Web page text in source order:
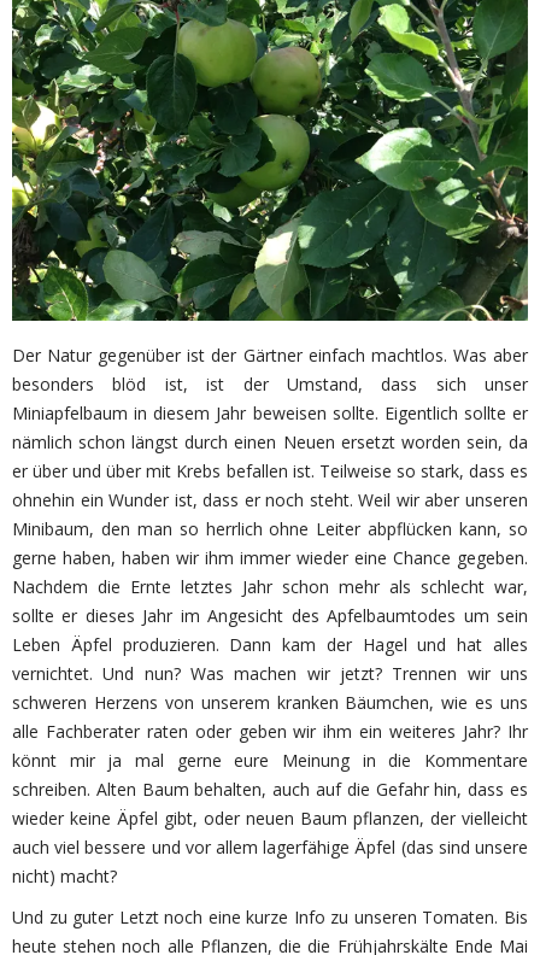
Der Natur gegenüber ist der Gärtner einfach machtlos. Was aber
besonders blöd ist, ist der Umstand, dass sich unser
Miniapfelbaum in diesem Jahr beweisen sollte. Eigentlich sollte er
nämlich schon längst durch einen Neuen ersetzt worden sein, da
er über und über mit Krebs befallen ist. Teilweise so stark, dass es
ohnehin ein Wunder ist, dass er noch steht. Weil wir aber unseren
Minibaum, den man so herrlich ohne Leiter abpflücken kann, so
gerne haben, haben wir ihm immer wieder eine Chance gegeben.
Nachdem die Ernte letztes Jahr schon mehr als schlecht war,
sollte er dieses Jahr im Angesicht des Apfelbaumtodes um sein
Leben Äpfel produzieren. Dann kam der Hagel und hat alles
vernichtet. Und nun? Was machen wir jetzt? Trennen wir uns
schweren Herzens von unserem kranken Bäumchen, wie es uns
alle Fachberater raten oder geben wir ihm ein weiteres Jahr? Ihr
könnt mir ja mal gerne eure Meinung in die Kommentare
schreiben. Alten Baum behalten, auch auf die Gefahr hin, dass es
wieder keine Äpfel gibt, oder neuen Baum pflanzen, der vielleicht
auch viel bessere und vor allem lagerfähige Äpfel (das sind unsere
nicht) macht?
Und zu guter Letzt noch eine kurze Info zu unseren Tomaten. Bis
heute stehen noch alle Pflanzen, die die Frühjahrskälte Ende Mai